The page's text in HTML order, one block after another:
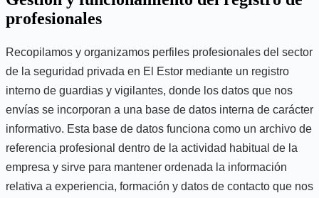
profesionales
Recopilamos y organizamos perfiles profesionales del sector
de la seguridad privada en El Estor mediante un registro
interno de guardias y vigilantes, donde los datos que nos
envías se incorporan a una base de datos interna de carácter
informativo. Esta base de datos funciona como un archivo de
referencia profesional dentro de la actividad habitual de la
empresa y sirve para mantener ordenada la información
relativa a experiencia, formación y datos de contacto que nos